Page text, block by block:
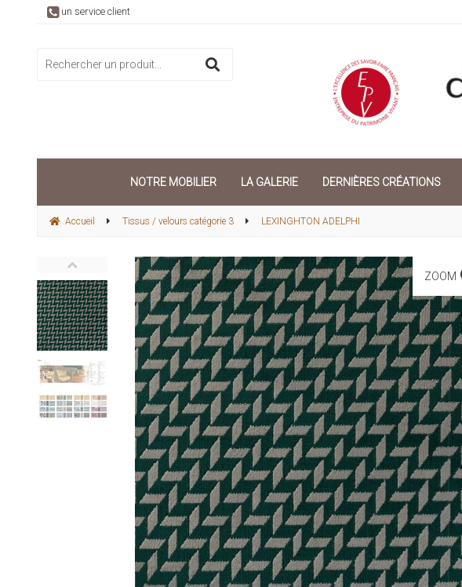
NOTRE MOBILIER LA GALERIE DERNIÈRES CRÉATIONS
Accueil Tissus / velours catégorie 3 LEXINGHTON ADELPHI
ZOOM
un service client